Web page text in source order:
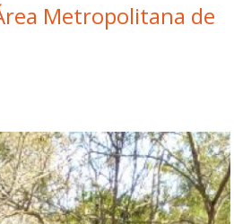
Metropolitana de